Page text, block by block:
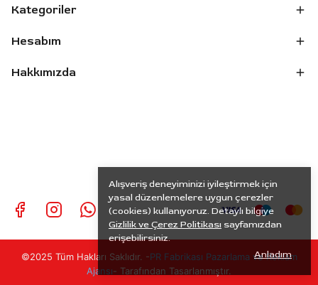
Alışveriş deneyiminizi iyileştirmek için
yasal düzenlemelere uygun çerezler
(cookies) kullanıyoruz. Detaylı bilgiye
Gizlilik ve Çerez Politikası sayfamızdan
erişebilirsiniz.
Anladım
Kategoriler
Hesabım
Hakkımızda
©2025 Tüm Hakları Saklıdır. -PR Fabrikası Pazarlama ve Reklam
Ajansı- Tarafından Tasarlanmıştır.